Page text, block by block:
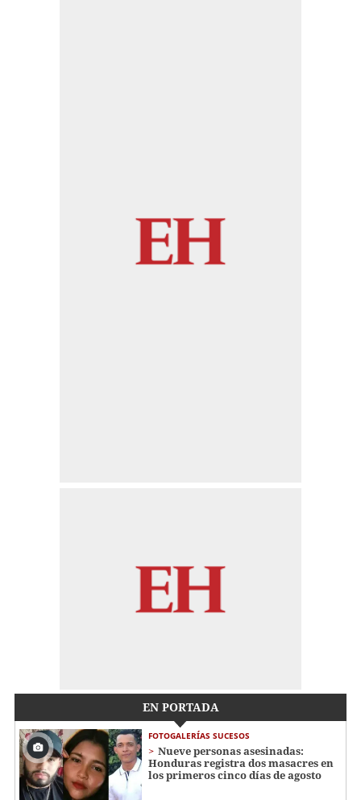
EN PORTADA
FOTOGALERÍAS SUCESOS
Nueve personas asesinadas:
Honduras registra dos masacres en
los primeros cinco días de agosto